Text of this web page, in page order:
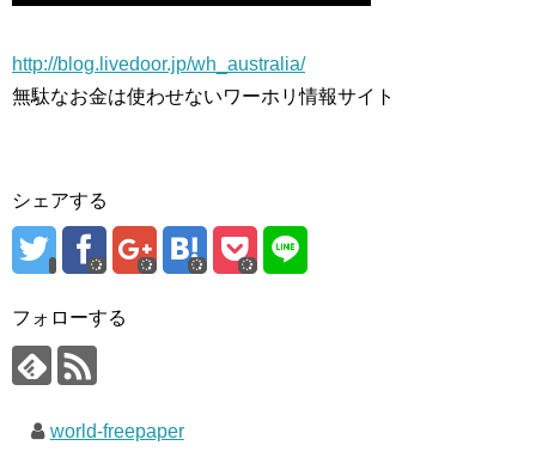
http://blog.livedoor.jp/wh_australia/
無駄なお金は使わせないワーホリ情報サイト
シェアする
フォローする
world-freepaper